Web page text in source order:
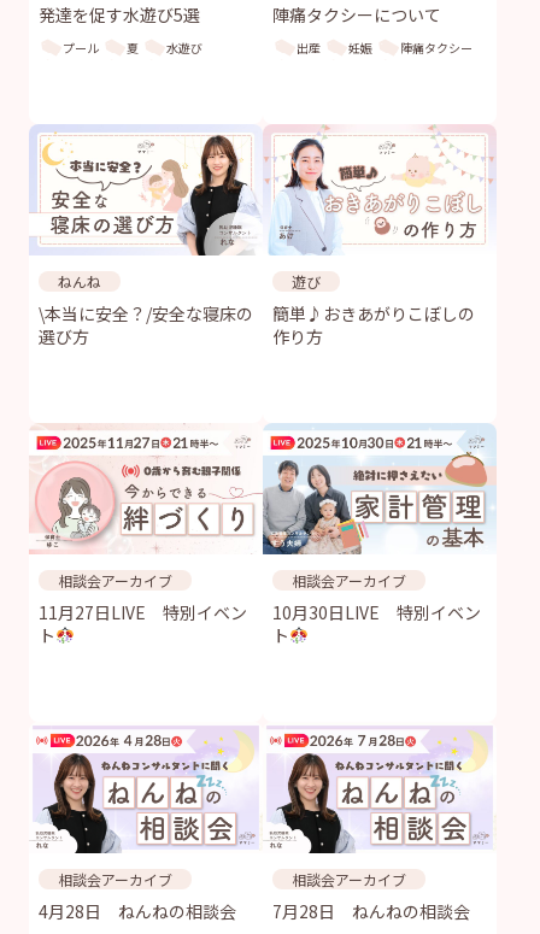
発達を促す水遊び5選
プール 夏 水遊び
陣痛タクシーについて
出産 妊娠 陣痛タクシー
ねんね
\本当に安全？/安全な寝床の
選び方
遊び
簡単♪おきあがりこぼしの
作り方
相談会アーカイブ
11月27日LIVE 特別イベン
ト
相談会アーカイブ
10月30日LIVE 特別イベン
ト
相談会アーカイブ
4月28日 ねんねの相談会
相談会アーカイブ
7月28日 ねんねの相談会